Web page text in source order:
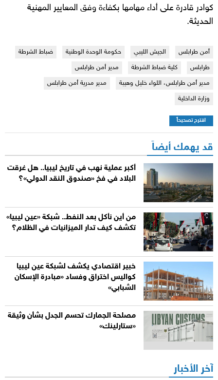
كوادر قادرة على أداء مهامها بكفاءة وفق المعايير المهنية
الحديثة.
أمن طرابلس الجيش الليبي حكومة الوحدة الوطنية
ضباط الشرطة
طرابلس
كلية ضباط الشرطة
مدير أمن طرابلس
مدير أمن طرابلس، اللواء خليل وهيبة
مدير مدرية أمن طرابلس
وزارة الداخلية
اقترح تصحيحاً
قد يهمك أيضاً
أكبر عملية نهب في تاريخ ليبيا.. هل غرقت
البلاد في فخ «صندوق النقد الدولي»؟
من أين نأكل بعد النفط.. شبكة «عين ليبيا»
تكشف كيف تدار الميزانيات في الظلام؟
خبير اقتصادي يكشف لشبكة عين ليبيا
كواليس اختراق وفساد «مبادرة الإسكان
الشبابي»
مصلحة الجمارك تحسم الجدل بشأن وثيقة
«ستارلينك»
آخر الأخبار